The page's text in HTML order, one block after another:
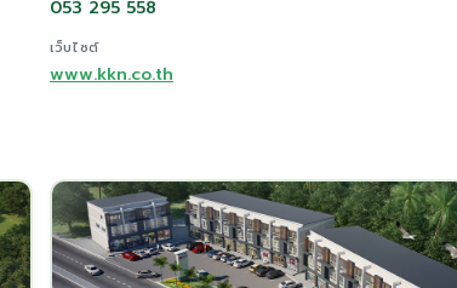
053 295 558
เว็บไซต์
www.kkn.co.th